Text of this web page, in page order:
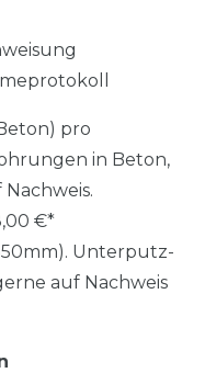
pro
in Beton,
€*
Unterputz-
auf Nachweis